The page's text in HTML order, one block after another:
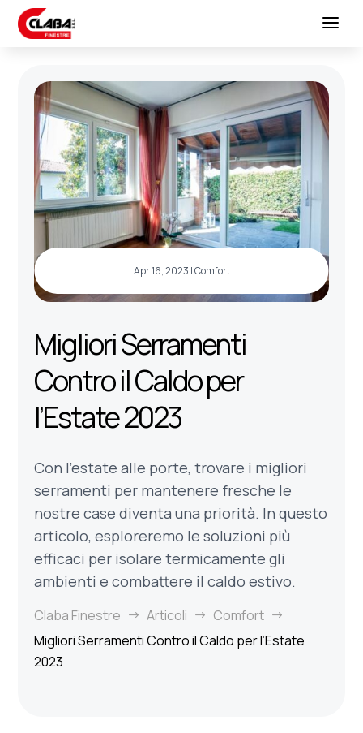
Apr 16, 2023 |Comfort
Migliori Serramenti
Contro il Caldo per
l’Estate 2023
Con l'estate alle porte, trovare i migliori
serramenti per mantenere fresche le
nostre case diventa una priorità. In questo
articolo, esploreremo le soluzioni più
efficaci per isolare termicamente gli
ambienti e combattere il caldo estivo.
Claba Finestre $ Articoli $ Comfort $
Migliori Serramenti Contro il Caldo per l’Estate
2023